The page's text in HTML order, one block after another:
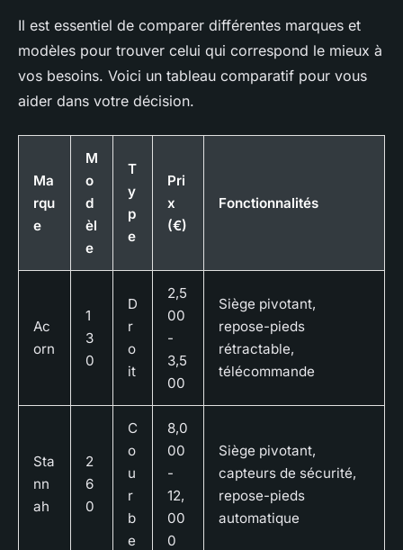
Il est essentiel de comparer différentes marques et
modèles pour trouver celui qui correspond le mieux à
vos besoins. Voici un tableau comparatif pour vous
aider dans votre décision.
Ma
rqu
e
M
o
d
èl
e
T
y
p
e
Pri
x
(€)
Fonctionnalités
Ac
orn
1
3
0
D
r
o
it
2,5
00
-
3,5
00
Siège pivotant,
repose-pieds
rétractable,
télécommande
Sta
nn
ah
2
6
0
C
o
u
r
b
e
8,0
00
-
12,
00
0
Siège pivotant,
capteurs de sécurité,
repose-pieds
automatique